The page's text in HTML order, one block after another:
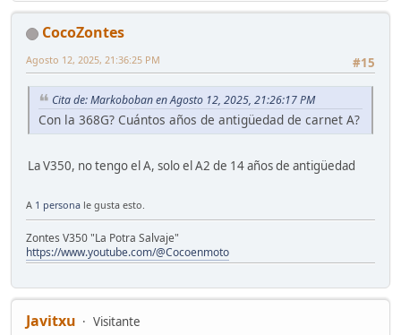
CocoZontes
#15
Agosto 12, 2025, 21:36:25 PM
Cita de: Markoboban en Agosto 12, 2025, 21:26:17 PM
Con la 368G? Cuántos años de antigüedad de carnet A?
La V350, no tengo el A, solo el A2 de 14 años de antigüedad
A 1 persona le gusta esto.
Zontes V350 "La Potra Salvaje"
https://www.youtube.com/@Cocoenmoto
Javitxu
Visitante